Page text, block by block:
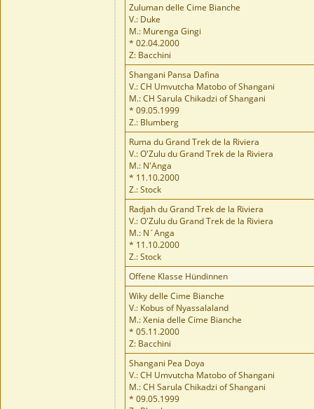
Zuluman delle Cime Bianche
V.: Duke
M.: Murenga Gingi
* 02.04.2000
Z: Bacchini
Shangani Pansa Dafina
V.: CH Umvutcha Matobo of Shangani
M.: CH Sarula Chikadzi of Shangani
* 09.05.1999
Z.: Blumberg
Ruma du Grand Trek de la Riviera
V.: O'Zulu du Grand Trek de la Riviera
M.: N'Anga
* 11.10.2000
Z.: Stock
Radjah du Grand Trek de la Riviera
V.: O'Zulu du Grand Trek de la Riviera
M.: N´Anga
* 11.10.2000
Z.: Stock
Offene Klasse Hündinnen
Wiky delle Cime Bianche
V.: Kobus of Nyassalaland
M.: Xenia delle Cime Bianche
* 05.11.2000
Z: Bacchini
Shangani Pea Doya
V.: CH Umvutcha Matobo of Shangani
M.: CH Sarula Chikadzi of Shangani
* 09.05.1999